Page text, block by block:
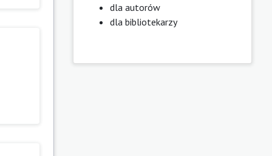
dla autorów
dla bibliotekarzy